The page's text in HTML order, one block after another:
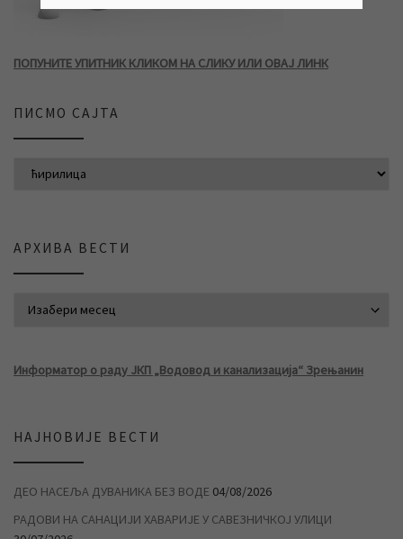
ПОПУНИТЕ УПИТНИК КЛИКОМ НА СЛИКУ ИЛИ ОВАЈ ЛИНК
ПИСМО САЈТА
АРХИВА ВЕСТИ
Информатор о раду ЈКП „Водовод и канализација“ Зрењанин
НАЈНОВИЈЕ ВЕСТИ
ДЕО НАСЕЉА ДУВАНИКА БЕЗ ВОДЕ 04/08/2026
РАДОВИ НА САНАЦИЈИ ХАВАРИЈЕ У САВЕЗНИЧКОЈ УЛИЦИ